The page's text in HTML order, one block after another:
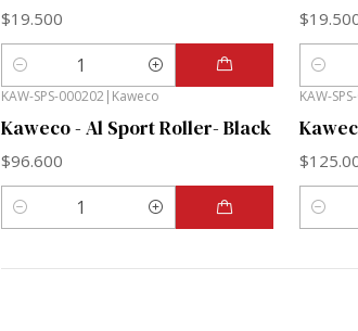
$19.500
Cantidad Cantidad
KAW-SPS-000202| Kaweco
Kaweco - Al Sport Roller- Black
$96.600
Cantidad
KAW-
Cantidad